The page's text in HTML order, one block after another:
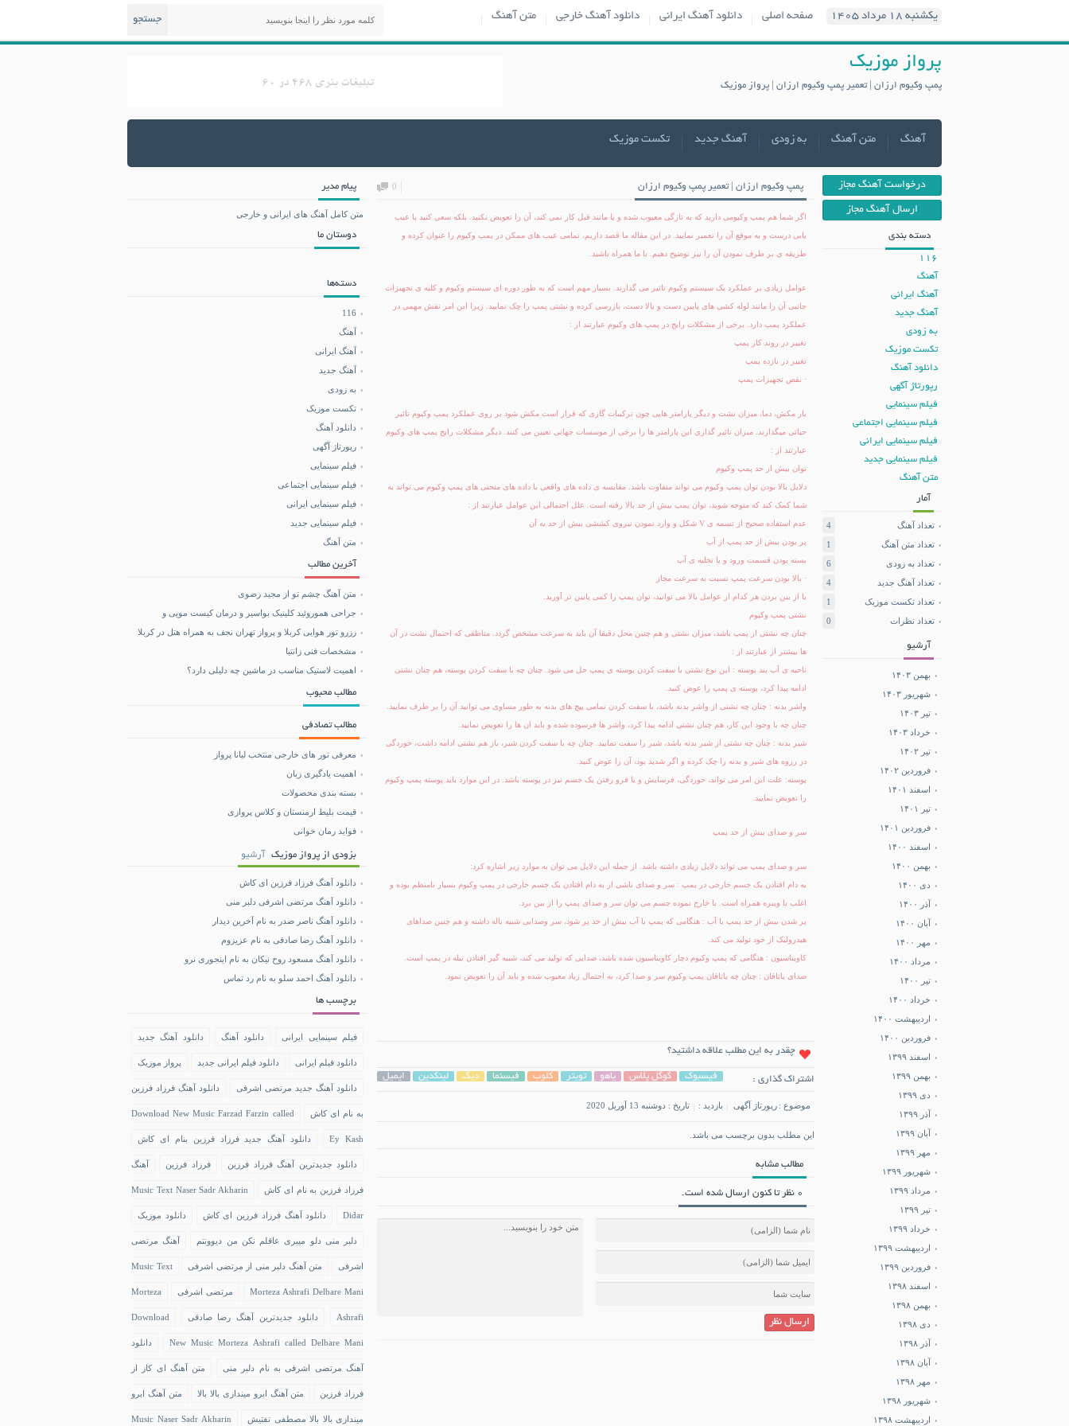
یکشنبه ۱۸ مرداد ۱۴۰۵ صفحه اصلی دانلود آهنگ ایرانی دانلود آهنگ خارجی متن آهنگ جستجو
پرواز موزیک
پمپ وکیوم ارزان | تعمیر پمپ وکیوم ارزان | پرواز موزیک
آهنگ متن آهنگ به زودی آهنگ جدید تکست موزیک
پمپ وکیوم ارزان | تعمیر پمپ وکیوم ارزان 0
اگر شما هم پمپ وکیومی دارید که به تازگی معیوب شده و یا مانند قبل کار نمی کند، آن را تعویض نکنید. بلکه سعی کنید با عیب
یابی درست و به موقع آن را تعمیر نمایید. در این مقاله ما قصد داریم، تمامی عیب های ممکن در پمپ وکیوم را عنوان کرده و
طریقه ی بر طرف نمودن آن را نیز توضیح دهیم. با ما همراه باشید.
عوامل زیادی بر عملکرد یک سیستم وکیوم تاثیر می گذارند. بسیار مهم است که به طور دوره ای سیستم وکیوم و کلیه ی تجهیزات
جانبی آن را مانند لوله کشی های پایین دست و بالا دست، بازرسی کرده و نشتی پمپ را چک نمایید. زیرا این امر نقش مهمی در
عملکرد پمپ دارد. برخی از مشکلات رایج در پمپ های وکیوم عبارتند از :
تغییر در روند کار پمپ
تغییر در بازده پمپ
· نقص تجهیزات پمپ
بار مکش، دما، میزان نشت و دیگر پارامتر هایی چون ترکیبات گازی که قرار است مکش شود بر روی عملکرد پمپ وکیوم تاثیر
حیاتی میگذارند. میزان تاثیر گذاری این پارامتر ها را برخی از موسسات جهانی تعیین می کنند. دیگر مشکلات رایج پمپ های وکیوم
عبارتند از :
توان بیش از حد پمپ وکیوم
دلایل بالا بودن توان پمپ وکیوم می تواند متفاوت باشد. مقایسه ی داده های واقعی با داده های منحنی های پمپ وکیوم می تواند به
شما کمک کند که متوجه شوید، توان پمپ بیش از حد بالا رفته است. علل احتمالی این عوامل عبارتند از :
عدم استفاده صحیح از تسمه ی V شکل و وارد نمودن نیروی کششی بیش از حد به آن
پر بودن بیش از حد پمپ از آب
بسته بودن قسمت ورود و یا تخلیه ی آب
· بالا بودن سرعت پمپ نسبت به سرعت مجاز
با از بین بردن هر کدام از عوامل بالا می توانید، توان پمپ را کمی پایین تر آورید.
نشتی پمپ وکیوم
چنان چه نشتی از پمپ باشد، میزان نشتی و هم چنین محل دقیقا آن باید به سرعت مشخص گردد. مناطقی که احتمال نشت در آن
ها بیشتر از عبارتند از :
ناحیه ی آب بند پوسته : این نوع نشتی با سفت کردن پوسته ی پمپ حل می شود. چنان چه با سفت کردن پوسته، هم چنان نشتی
ادامه پیدا کرد، پوسته ی پمپ را عوض کنید.
واشر بدنه : چنان چه نشتی از واشر بدنه باشد، با سفت کردن تمامی پیچ های بدنه به طور مساوی می توانید آن را بر طرف نمایید.
چنان چه با وجود این کار، هم چنان نشتی ادامه پیدا کرد، واشر ها فرسوده شده و باید ان ها را تعویض نمایید.
شیر بدنه : چنان چه نشتی از شیر بدنه باشد، شیر را سفت نمایید. چنان چه با سفت کردن شیر، باز هم نشتی ادامه داشت، خوردگی
در رزوه های شیر و بدنه را چک کرده و اگر شدید بود، آن را عوض کنید.
پوسته: علت این امر می تواند، خوردگی، فرسایش و یا فرو رفتن یک جسم تیز در پوسته باشد. در این موارد باید پوسته پمپ وکیوم
را تعویض نمایید.
سر و صدای بیش از حد پمپ
سر و صدای پمپ می تواند دلایل زیادی داشته باشد. از جمله این دلایل می توان به موارد زیر اشاره کرد:
به دام افتادن یک جسم خارجی در پمپ : سر و صدای ناشی از به دام افتادن یک جسم خارجی در پمپ وکیوم بسیار نامنظم بوده و
اغلب با ویبره همراه است. با خارج نموده جسم می توان سر و صدای پمپ را از بین برد.
پر شدن بیش از حد پمپ با آب : هنگامی که پمپ با آب بیش از حد پر شود، سر وصدایی شبیه ناله داشته و هم چنین صداهای
هیدرولیک از خود تولید می کند.
کاویتاسیون : هنگامی که پمپ وکیوم دچار کاویتاسیون شده باشد، صدایی که تولید می کند، شبیه گیر افتادن تیله در پمپ است.
صدای یاتاقان : چنان چه یاتاقان پمپ وکیوم سر و صدا کرد، به احتمال زیاد معیوب شده و باید آن را تعویض نمود.
چقدر به این مطلب علاقه داشتید؟
اشتراک گذاری : ایمیل لینکدین دیگ فیسنما کلوب تویتر یاهو گوگل پلاس فیسبوک
موضوع : رپورتاژ آگهی بازدید : تاریخ : دوشنبه 13 آوریل 2020
این مطلب بدون برچسب می باشد.
مطالب مشابه
0 نظر تا کنون ارسال شده است.
ارسال نظر
درخواست آهنگ مجاز
ارسال آهنگ مجاز
دسته بندی
116
آهنگ
آهنگ ایرانی
آهنگ جدید
به زودی
تکست موزیک
دانلود آهنگ
رپورتاژ آگهی
فیلم سینمایی
فیلم سینمایی اجتماعی
فیلم سینمایی ایرانی
فیلم سینمایی جدید
متن آهنگ
آمار
تعداد آهنگ
4
تعداد متن آهنگ
1
تعداد به زودی
6
تعداد آهنگ جدید
4
تعداد تکست موزیک
1
تعداد نظرات
0
آرشیو
بهمن ۱۴۰۳
شهریور ۱۴۰۳
تیر ۱۴۰۳
خرداد ۱۴۰۳
تیر ۱۴۰۲
فروردین ۱۴۰۲
اسفند ۱۴۰۱
تیر ۱۴۰۱
فروردین ۱۴۰۱
اسفند ۱۴۰۰
بهمن ۱۴۰۰
دی ۱۴۰۰
آذر ۱۴۰۰
آبان ۱۴۰۰
مهر ۱۴۰۰
مرداد ۱۴۰۰
تیر ۱۴۰۰
خرداد ۱۴۰۰
اردیبهشت ۱۴۰۰
فروردین ۱۴۰۰
اسفند ۱۳۹۹
بهمن ۱۳۹۹
دی ۱۳۹۹
آذر ۱۳۹۹
آبان ۱۳۹۹
مهر ۱۳۹۹
شهریور ۱۳۹۹
مرداد ۱۳۹۹
تیر ۱۳۹۹
خرداد ۱۳۹۹
اردیبهشت ۱۳۹۹
فروردین ۱۳۹۹
اسفند ۱۳۹۸
بهمن ۱۳۹۸
دی ۱۳۹۸
آذر ۱۳۹۸
آبان ۱۳۹۸
مهر ۱۳۹۸
شهریور ۱۳۹۸
اردیبهشت ۱۳۹۸
پیام مدیر
متن کامل آهنگ های ایرانی و خارجی
دوستان ما
دسته‌ها
116
آهنگ
آهنگ ایرانی
آهنگ جدید
به زودی
تکست موزیک
دانلود آهنگ
رپورتاژ آگهی
فیلم سینمایی
فیلم سینمایی اجتماعی
فیلم سینمایی ایرانی
فیلم سینمایی جدید
متن آهنگ
آخرین مطالب
متن آهنگ چشم تو از مجید رضوی
جراحی هموروئید کلینیک بواسیر و درمان کیست مویی و
رزرو تور هوایی کربلا و پرواز تهران نجف به همراه هتل در کربلا
مشخصات فنی زانتیا
اهمیت لاستیک مناسب در ماشین چه دلیلی دارد؟
مطالب محبوب
مطالب تصادفی
معرفی تور های خارجی منتخب لیانا پرواز
اهمیت یادگیری زبان
بسته بندی محصولات
قیمت بلیط ارمنستان و کلاس پروازی
فواید رمان خوانی
بزودی از پرواز موزیک آرشیو
دانلود آهنگ فرزاد فرزین ای کاش
دانلود آهنگ مرتضی اشرفی دلبر منی
دانلود آهنگ ناصر صدر به نام آخرین دیدار
دانلود آهنگ رضا صادقی به نام عزیزوم
دانلود آهنگ مسعود روح نیکان به نام اینجوری نرو
دانلود آهنگ احمد سلو به نام رد تماس
برچسب ها
فیلم سینمایی ایرانی دانلود آهنگ دانلود آهنگ جدید
دانلود فیلم ایرانی دانلود فیلم ایرانی جدید پرواز موزیک
دانلود آهنگ جدید مرتضی اشرفی دانلود آهنگ فرزاد فرزین
به نام ای کاش Download New Music Farzad Farzin called
Ey Kash دانلود آهنگ جدید فرزاد فرزین بنام ای کاش
دانلود جدیدترین آهنگ فرزاد فرزین فرزاد فرزین آهنگ
فرزاد فرزین به نام ای کاش Music Text Naser Sadr Akharin
Didar دانلود آهنگ فرزاد فرزین ای کاش دانلود موزیک
دلبر منی دلو میبری عاقلم نکن من دیوونتم آهنگ مرتضی
اشرفی متن آهنگ دلبر منی از مرتضی اشرفی Music Text
Morteza Ashrafi Delbare Mani مرتضی اشرفی Morteza
Ashrafi دانلود جدیدترین آهنگ رضا صادقی Download
New Music Morteza Ashrafi called Delbare Mani دانلود
آهنگ مرتضی اشرفی به نام دلبر منی متن آهنگ ای کاز از
فرزاد فرزین متن آهنگ ابرو میندازی بالا بالا متن آهنگ ابرو
میندازی بالا بالا مصطفی تفتیش Music Naser Sadr Akharin